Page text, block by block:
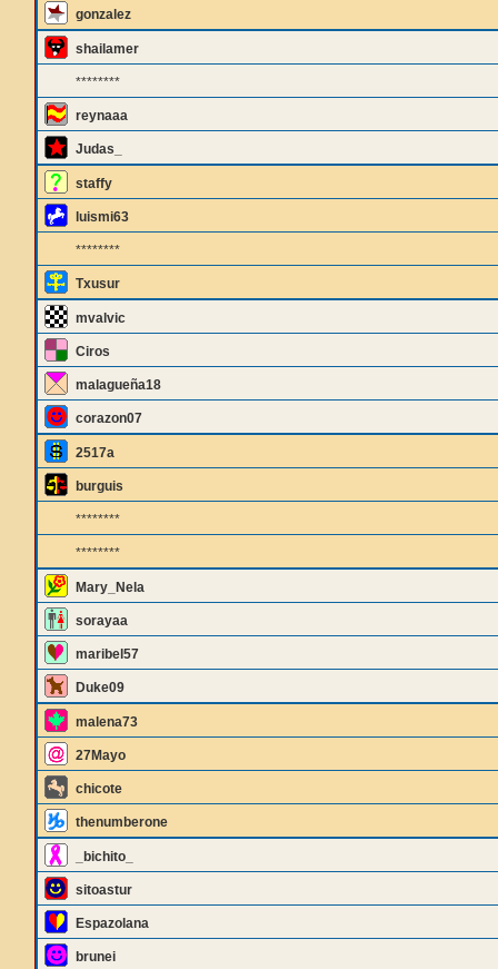
gonzalez
shailamer
********
reynaaa
Judas_
staffy
luismi63
********
Txusur
mvalvic
Ciros
malagueña18
corazon07
2517a
burguis
********
********
Mary_Nela
sorayaa
maribel57
Duke09
malena73
27Mayo
chicote
thenumberone
_bichito_
sitoastur
Espazolana
brunei